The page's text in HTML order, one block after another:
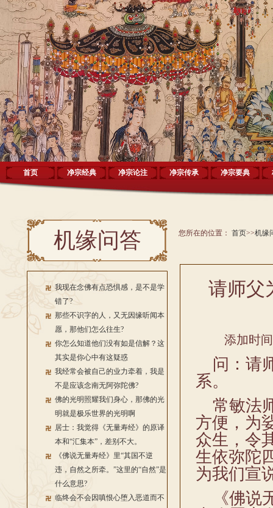
首页 净宗经典 净宗论注 净宗传承 净宗要典
机缘问答
我现在念佛有点恐惧感，是不是学
错了?
那些不识字的人，又无因缘听闻本
愿，那他们怎么往生?
你怎么知道他们没有如是信解？这
其实是你心中有这疑惑
我经常会被自己的业力牵着，我是
不是应该念南无阿弥陀佛?
佛的光明照耀我们身心，那佛的光
明就是极乐世界的光明啊
居士：我觉得《无量寿经》的原译
本和“汇集本”，差别不大。
《佛说无量寿经》里“其国不逆
违，自然之所牵。”这里的“自然”是
什么意思?
临终会不会因嗔恨心堕入恶道而不
您所在的位置： 首页>>机缘
请师父
添加时
问：请
系。
常敏法
方便，为
众生，令
生依弥陀
为我们宣
《佛说